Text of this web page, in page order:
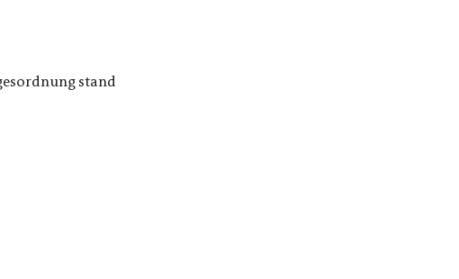
stand